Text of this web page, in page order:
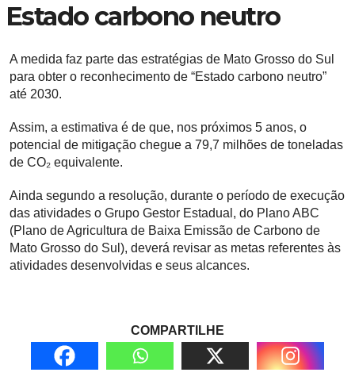
Estado carbono neutro
A medida faz parte das estratégias de Mato Grosso do Sul
para obter o reconhecimento de “Estado carbono neutro”
até 2030.
Assim, a estimativa é de que, nos próximos 5 anos, o
potencial de mitigação chegue a 79,7 milhões de toneladas
de CO₂ equivalente.
Ainda segundo a resolução, durante o período de execução
das atividades o Grupo Gestor Estadual, do Plano ABC
(Plano de Agricultura de Baixa Emissão de Carbono de
Mato Grosso do Sul), deverá revisar as metas referentes às
atividades desenvolvidas e seus alcances.
COMPARTILHE